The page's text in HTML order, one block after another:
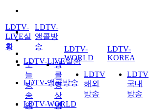
LDTV-LIVE실황
LDTV-앵콜방송
LDTV-WORLD
LDTV-
LIVE실
황
오
늘
방
송
영
LDTV-
앵콜방
송
앵
콜
영
상
방
LDTV-
WORLD
LDTV
해외
방송
LDTV-
KOREA
LDTV
국내
방송